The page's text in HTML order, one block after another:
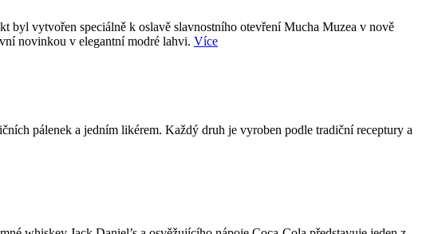
byl vytvořen speciálně k oslavě slavnostního otevření Mucha Muzea v nově
novinkou v elegantní modré lahvi. Více
pálenek a jedním likérem. Každý druh je vyroben podle tradiční receptury a